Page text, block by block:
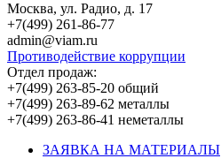
Москва, ул. Радио, д. 17
+7(499) 261-86-77
admin@viam.ru
Противодействие коррупции
Отдел продаж:
+7(499) 263-85-20 общий
+7(499) 263-89-62 металлы
+7(499) 263-86-41 неметаллы
ЗАЯВКА НА МАТЕРИАЛЫ